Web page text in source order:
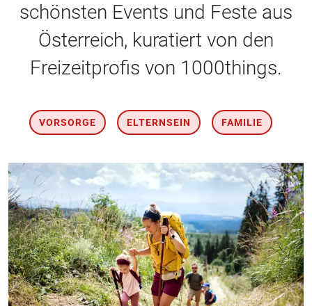
schönsten Events und Feste aus
Österreich, kuratiert von den
Freizeitprofis von 1000things.
VORSORGE ELTERNSEIN FAMILIE